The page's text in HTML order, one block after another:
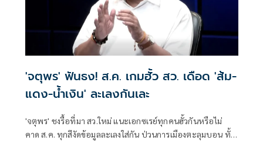
'จตุพร' ฟันธง! ส.ค. เกมฮั้ว สว. เดือด 'ส้ม-
แดง-น้ำเงิน' ละเลงกันเละ
'จตุพร' ชงรื้อที่มา สว.ใหม่ แนะเอกซเรย์ทุกคนฮั้วกันหรือไม่
คาด ส.ค. ทุกสีงัดข้อมูลละเลงใส่กัน ป่วนการเมืองตะลุมบอน ทั้ง